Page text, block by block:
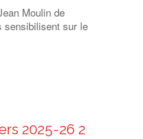
Moulin de
sensibilisent sur le
2025-26 2